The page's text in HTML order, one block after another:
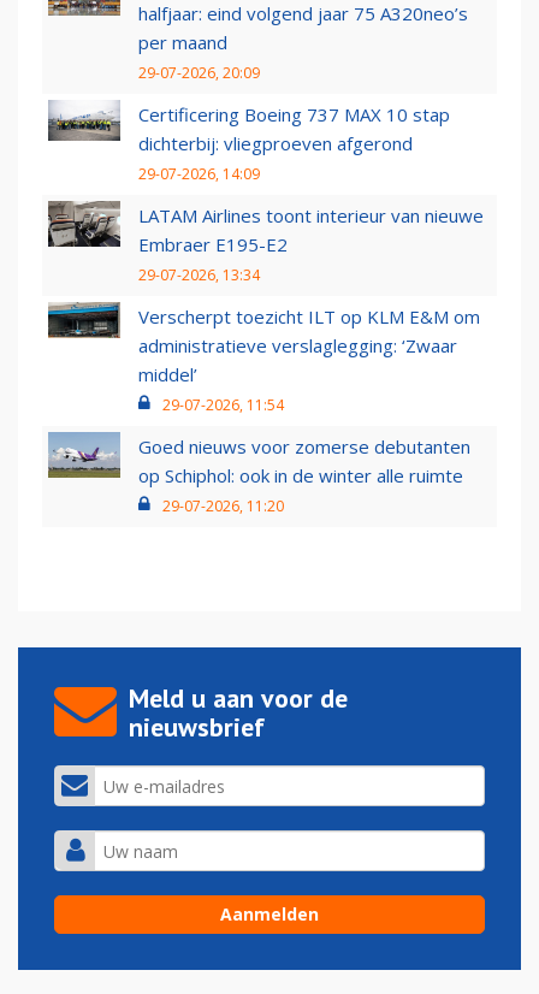
halfjaar: eind volgend jaar 75 A320neo’s
per maand
29-07-2026, 20:09
Certificering Boeing 737 MAX 10 stap
dichterbij: vliegproeven afgerond
29-07-2026, 14:09
LATAM Airlines toont interieur van nieuwe
Embraer E195-E2
29-07-2026, 13:34
Verscherpt toezicht ILT op KLM E&M om
administratieve verslaglegging: ‘Zwaar
middel’
29-07-2026, 11:54
Goed nieuws voor zomerse debutanten
op Schiphol: ook in de winter alle ruimte
29-07-2026, 11:20
Meld u aan voor de
nieuwsbrief